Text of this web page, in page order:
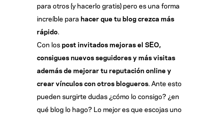
para otros (y hacerlo gratis) pero es una forma
increíble para hacer que tu blog crezca más
rápido.
Con lospost invitados mejoras el SEO,
consigues nuevos seguidores y más visitas
además de mejorar tu reputación online y
crear vínculos con otros blogueros. Ante esto
pueden surgirte dudas ¿cómo lo consigo? ¿en
qué blog lo hago? Lo mejor es que escojas uno